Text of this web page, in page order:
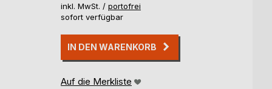
inkl. MwSt. / portofrei
sofort verfügbar
IN DEN WARENKORB
Auf die Merkliste